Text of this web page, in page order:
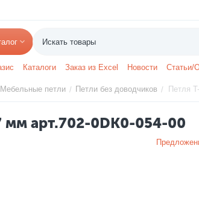
Каталоги Заказ из Excel Новости Статьи/
Мебельные петли / Петли без доводчиков / Петля
мм арт.702-0DK0-054-00